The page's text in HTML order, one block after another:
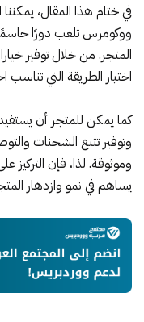
في ختام هذا المقال،
ووكومرس تلعب دورًا
المتجر. من خلال توفير
اختيار الطريقة التي
كما يمكن للمتجر أن
وتوفير تتبع الشحنات
وموثوقة. لذا، فإن التركيز
يساهم في نمو وازدهار